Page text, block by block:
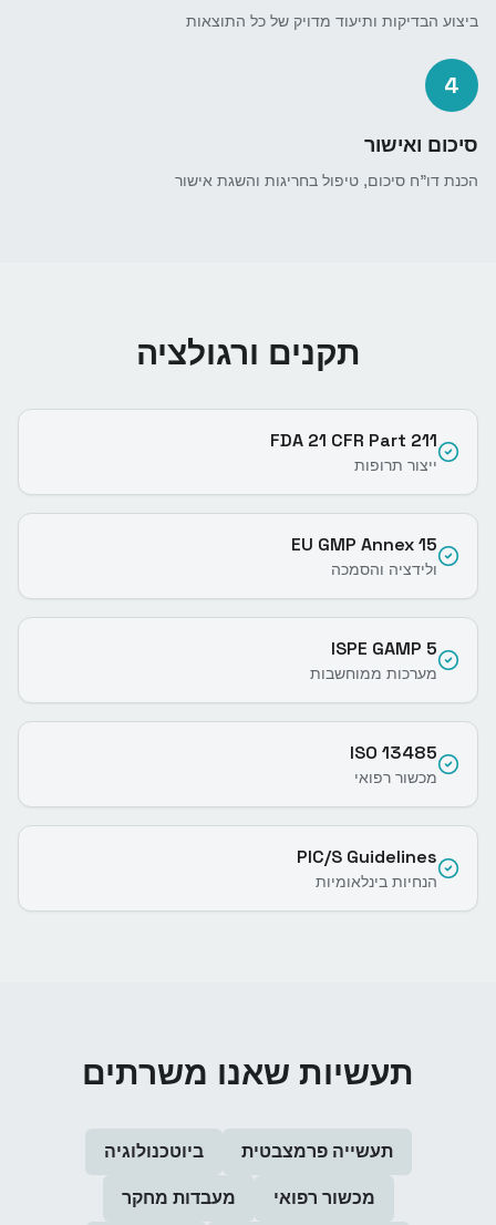
ביצוע הבדיקות ותיעוד מדויק של כל התוצאות
4
סיכום ואישור
הכנת דו"ח סיכום, טיפול בחריגות והשגת אישור
תקנים ורגולציה
FDA 21 CFR Part 211
ייצור תרופות
EU GMP Annex 15
ולידציה והסמכה
ISPE GAMP 5
מערכות ממוחשבות
ISO 13485
מכשור רפואי
PIC/S Guidelines
הנחיות בינלאומיות
תעשיות שאנו משרתים
תעשייה פרמצבטית
ביוטכנולוגיה
מכשור רפואי
מעבדות מחקר